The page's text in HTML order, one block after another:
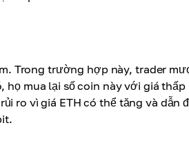
Trong trường hợp này, trader
mua lại số coin này với giá thấp
ro vì giá ETH có thể tăng và dẫn